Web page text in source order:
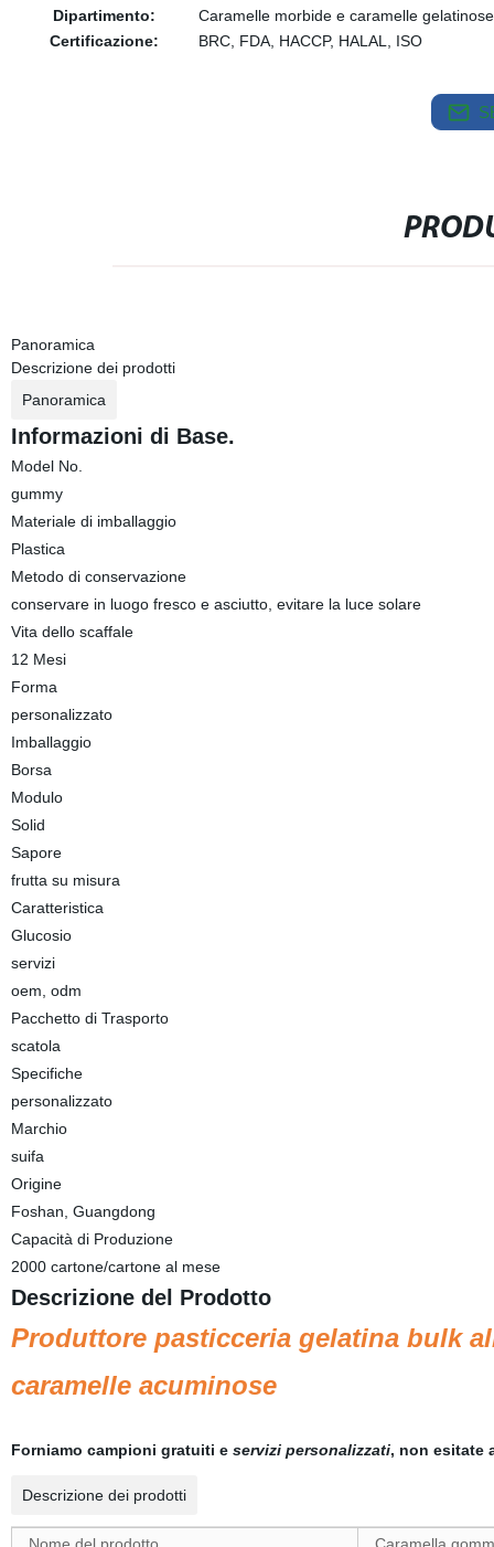
Dipartimento:
Caramelle morbide e caramelle gelatinose
Certificazione:
BRC, FDA, HACCP, HALAL, ISO
Panoramica
Descrizione dei prodotti
Panoramica
Informazioni di Base.
Model No.
gummy
Materiale di imballaggio
Plastica
Metodo di conservazione
conservare in luogo fresco e asciutto, evitare la luce solare
Vita dello scaffale
12 Mesi
Forma
personalizzato
Imballaggio
Borsa
Modulo
Solid
Sapore
frutta su misura
Caratteristica
Glucosio
servizi
oem, odm
Pacchetto di Trasporto
scatola
Specifiche
personalizzato
Marchio
suifa
Origine
Foshan, Guangdong
Capacità di Produzione
2000 cartone/cartone al mese
Descrizione del Prodotto
Produttore pasticceria gelatina bulk
caramelle acuminose
Forniamo campioni gratuiti eservizi personalizzati, non esitate
Descrizione dei prodotti